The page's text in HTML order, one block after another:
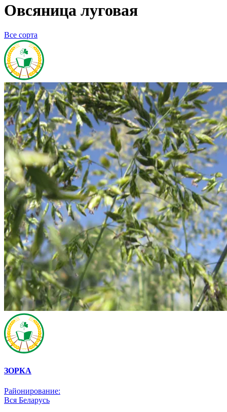
Овсяница луговая
Все сорта
ЗОРКА
Районирование:
Вся Беларусь